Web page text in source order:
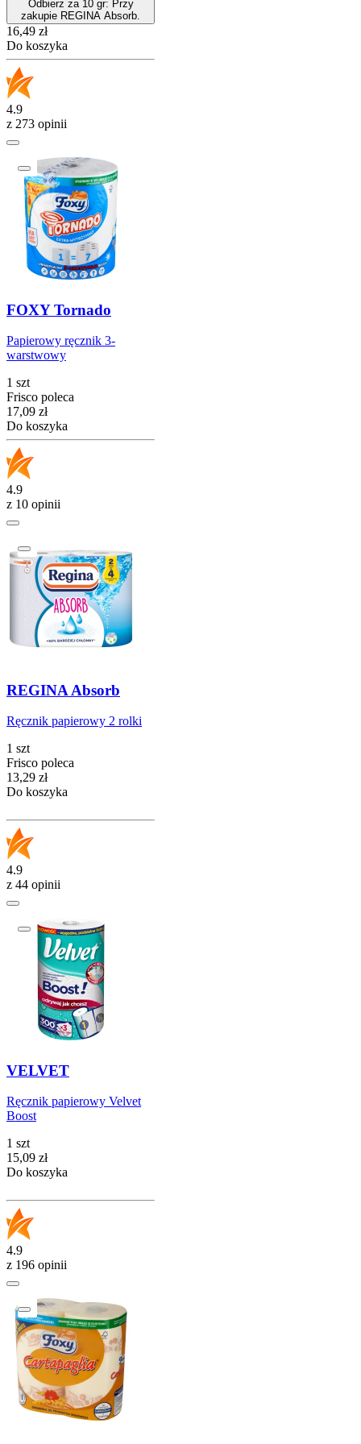
Odbierz za 10 gr: Przy
zakupie REGINA Absorb.
Cena
16,49 zł
Do koszyka
4.9
z 273 opinii
FOXY Tornado
Papierowy ręcznik 3-
warstwowy
1 szt
Frisco poleca
Cena
17,09 zł
Do koszyka
4.9
z 10 opinii
REGINA Absorb
Ręcznik papierowy 2 rolki
1 szt
Frisco poleca
Cena
13,29 zł
Do koszyka
4.9
z 44 opinii
VELVET
Ręcznik papierowy Velvet
Boost
1 szt
Cena
15,09 zł
Do koszyka
4.9
z 196 opinii